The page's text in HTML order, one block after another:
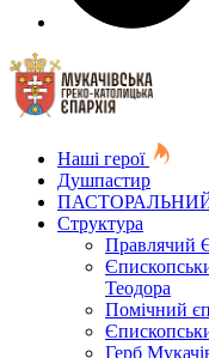
Наші герої
Душпастир
Структура
Правлячий
Теодора
Помічний
Герб